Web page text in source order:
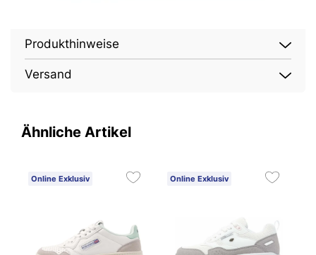
Produkthinweise
Versand
Ähnliche Artikel
Online Exklusiv Online Exklusiv